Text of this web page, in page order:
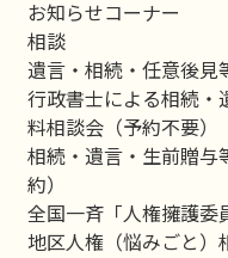
お知らせコーナー
相談
遺言・相続・任意後見
行政書士による相続・
料相談会（予約不要）
相続・遺言・生前贈与
約）
全国一斉「人権擁護
地区人権（悩みごと）